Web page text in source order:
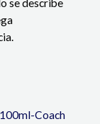
se describe